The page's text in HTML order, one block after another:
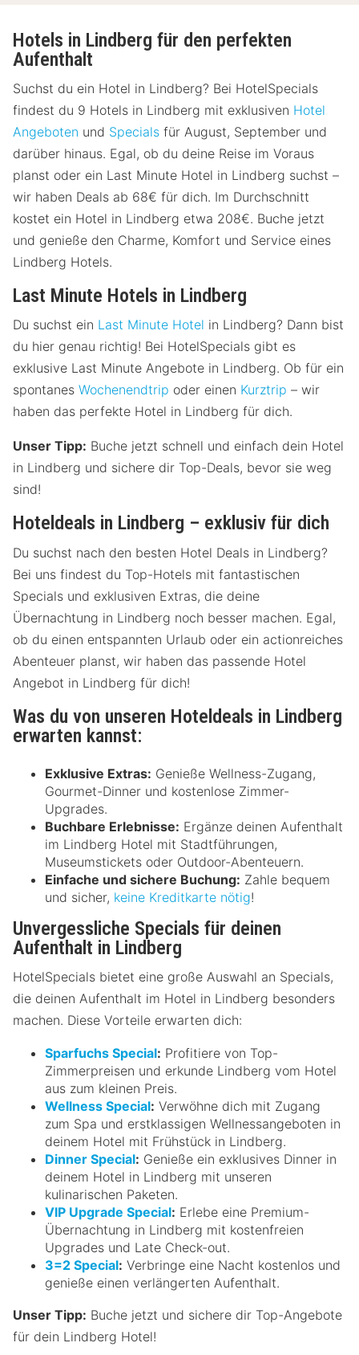
Hotels in Lindberg für den perfekten
Aufenthalt
Suchst du ein Hotel in Lindberg? Bei HotelSpecials
findest du 9 Hotels in Lindberg mit exklusiven Hotel
Angeboten und Specials für August, September und
darüber hinaus. Egal, ob du deine Reise im Voraus
planst oder ein Last Minute Hotel in Lindberg suchst –
wir haben Deals ab 68€ für dich. Im Durchschnitt
kostet ein Hotel in Lindberg etwa 208€. Buche jetzt
und genieße den Charme, Komfort und Service eines
Lindberg Hotels.
Last Minute Hotels in Lindberg
Du suchst ein Last Minute Hotel in Lindberg? Dann bist
du hier genau richtig! Bei HotelSpecials gibt es
exklusive Last Minute Angebote in Lindberg. Ob für ein
spontanes Wochenendtrip oder einen Kurztrip – wir
haben das perfekte Hotel in Lindberg für dich.
Unser Tipp: Buche jetzt schnell und einfach dein Hotel
in Lindberg und sichere dir Top-Deals, bevor sie weg
sind!
Hoteldeals in Lindberg – exklusiv für dich
Du suchst nach den besten Hotel Deals in Lindberg?
Bei uns findest du Top-Hotels mit fantastischen
Specials und exklusiven Extras, die deine
Übernachtung in Lindberg noch besser machen. Egal,
ob du einen entspannten Urlaub oder ein actionreiches
Abenteuer planst, wir haben das passende Hotel
Angebot in Lindberg für dich!
Was du von unseren Hoteldeals in Lindberg
erwarten kannst:
Exklusive Extras: Genieße Wellness-Zugang,
Gourmet-Dinner und kostenlose Zimmer-
Upgrades.
Buchbare Erlebnisse: Ergänze deinen Aufenthalt
im Lindberg Hotel mit Stadtführungen,
Museumstickets oder Outdoor-Abenteuern.
Einfache und sichere Buchung: Zahle bequem
und sicher, keine Kreditkarte nötig!
Unvergessliche Specials für deinen
Aufenthalt in Lindberg
HotelSpecials bietet eine große Auswahl an Specials,
die deinen Aufenthalt im Hotel in Lindberg besonders
machen. Diese Vorteile erwarten dich:
Sparfuchs Special: Profitiere von Top-
Zimmerpreisen und erkunde Lindberg vom Hotel
aus zum kleinen Preis.
Wellness Special: Verwöhne dich mit Zugang
zum Spa und erstklassigen Wellnessangeboten in
deinem Hotel mit Frühstück in Lindberg.
Dinner Special: Genieße ein exklusives Dinner in
deinem Hotel in Lindberg mit unseren
kulinarischen Paketen.
VIP Upgrade Special: Erlebe eine Premium-
Übernachtung in Lindberg mit kostenfreien
Upgrades und Late Check-out.
3=2 Special: Verbringe eine Nacht kostenlos und
genieße einen verlängerten Aufenthalt.
Unser Tipp: Buche jetzt und sichere dir Top-Angebote
für dein Lindberg Hotel!